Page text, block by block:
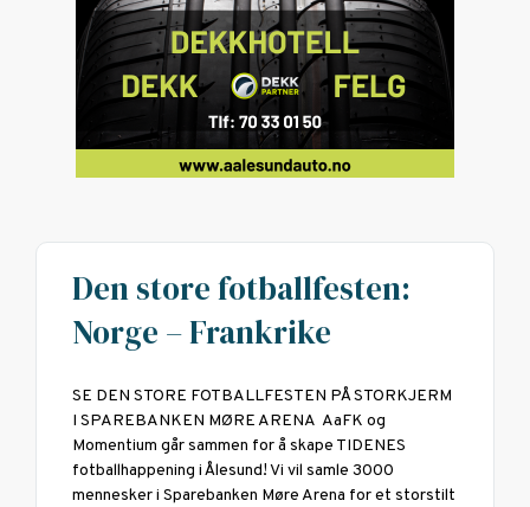
Den store fotballfesten:
Norge – Frankrike
SE DEN STORE FOTBALLFESTEN PÅ STORKJERM
I SPAREBANKEN MØRE ARENA AaFK og
Momentium går sammen for å skape TIDENES
fotballhappening i Ålesund! Vi vil samle 3000
mennesker i Sparebanken Møre Arena for et storstilt